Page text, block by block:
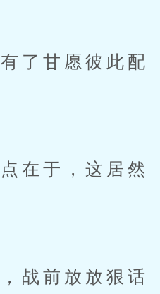
了甘愿彼此配
在于，这居然
战前放放狠话